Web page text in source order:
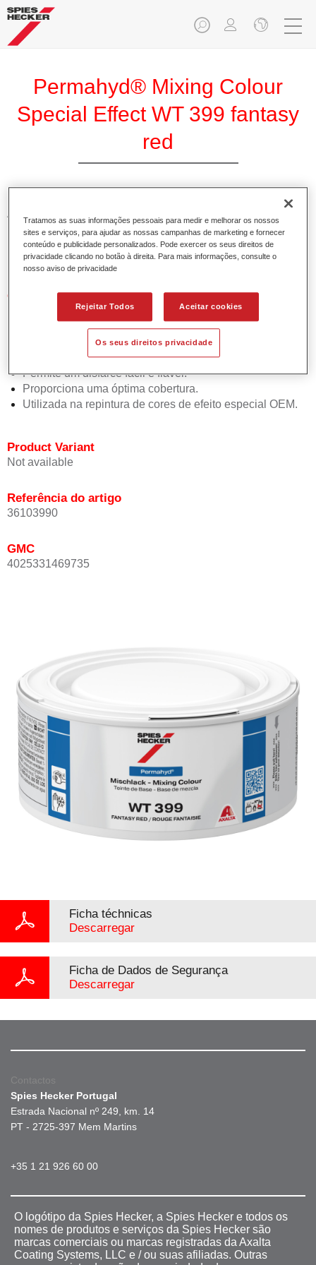
Permahyd® Mixing Colour
Special Effect WT 399 fantasy
red
A Base Permahyd de Efeito Especial WT 399 Vermelho
Fantasia é adequada para utilização nos sistemas
Permahyd Base Bicamada Hi-TEC 480 e Permahyd Base
Bicamada de Efeito 286.
Características do produto
Simples e rápido de aplicar.
Oferece uma precisão de cor excepcional mesmo com
orientação de efeito.
Promove tempos de processo curtos.
Permite um disfarce fácil e fiável.
Proporciona uma óptima cobertura.
Utilizada na repintura de cores de efeito especial OEM.
Product Variant
Not available
Referência do artigo
36103990
GMC
4025331469735
Ficha téchnicas
Descarregar
Ficha de Dados de Segurança
Descarregar
Contactos
Spies Hecker Portugal
Estrada Nacional nº 249, km. 14
PT - 2725-397 Mem Martins
+35 1 21 926 60 00
O logótipo da Spies Hecker, a Spies Hecker e todos os
nomes de produtos e serviços da Spies Hecker são
marcas comerciais ou marcas registradas da Axalta
Coating Systems, LLC e / ou suas afiliadas. Outras
Tratamos as suas informações pessoais para medir e melhorar os nossos
sites e serviços, para ajudar as nossas campanhas de marketing e fornecer
conteúdo e publicidade personalizados. Pode exercer os seus direitos de
privacidade clicando no botão à direita. Para mais informações, consulte o
nosso aviso de privacidade
Rejeitar Todos Aceitar cookies
Os seus direitos privacidade